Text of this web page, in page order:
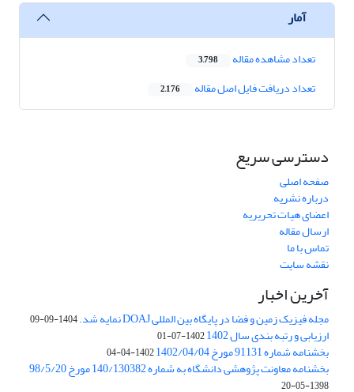
آمار
تعداد مشاهده مقاله 3,798
تعداد دریافت فایل اصل مقاله 2,176
دسترسی سریع
صفحه اصلی
درباره نشریه
اعضای هیات تحریریه
ارسال مقاله
تماس با ما
نقشه سایت
آخرین اخبار
مجله فیزیک زمین و فضا در پایگاه بین المللی DOAJ نمایه شد. 1404-09-09
ارزیابی و رتبه بندی سال 1402 1402-07-01
بخشنامه شماره 91131 مورخ 1402/04/04 1402-04-04
بخشنامه معاونت پژوهشی دانشگاه به شماره 140/130382 مورخ 98/5/20
1398-05-20